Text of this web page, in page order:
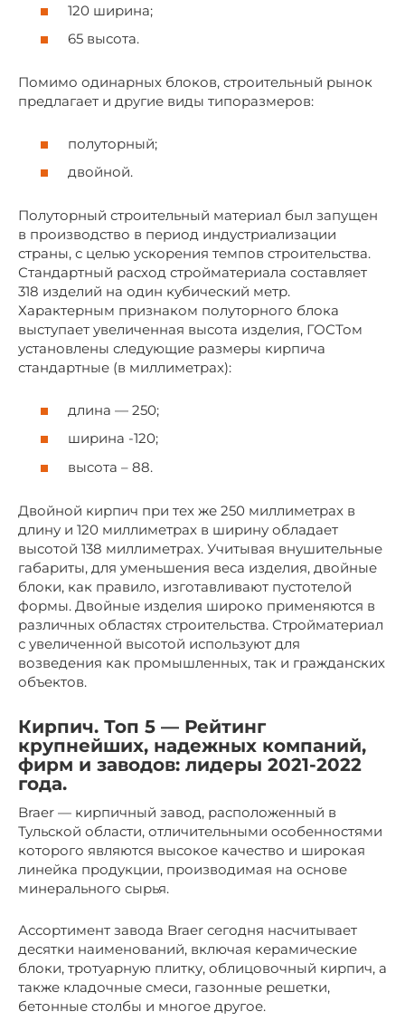
120 ширина;
65 высота.
Помимо одинарных блоков, строительный рынок
предлагает и другие виды типоразмеров:
полуторный;
двойной.
Полуторный строительный материал был запущен
в производство в период индустриализации
страны, с целью ускорения темпов строительства.
Стандартный расход стройматериала составляет
318 изделий на один кубический метр.
Характерным признаком полуторного блока
выступает увеличенная высота изделия, ГОСТом
установлены следующие размеры кирпича
стандартные (в миллиметрах):
длина — 250;
ширина -120;
высота – 88.
Двойной кирпич при тех же 250 миллиметрах в
длину и 120 миллиметрах в ширину обладает
высотой 138 миллиметрах. Учитывая внушительные
габариты, для уменьшения веса изделия, двойные
блоки, как правило, изготавливают пустотелой
формы. Двойные изделия широко применяются в
различных областях строительства. Стройматериал
с увеличенной высотой используют для
возведения как промышленных, так и гражданских
объектов.
Кирпич. Топ 5 — Рейтинг
крупнейших, надежных компаний,
фирм и заводов: лидеры 2021-2022
года.
Braer — кирпичный завод, расположенный в
Тульской области, отличительными особенностями
которого являются высокое качество и широкая
линейка продукции, производимая на основе
минерального сырья.
Ассортимент завода Braer сегодня насчитывает
десятки наименований, включая керамические
блоки, тротуарную плитку, облицовочный кирпич, а
также кладочные смеси, газонные решетки,
бетонные столбы и многое другое.